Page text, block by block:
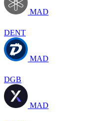
MAD
DENT
MAD
DGB
MAD